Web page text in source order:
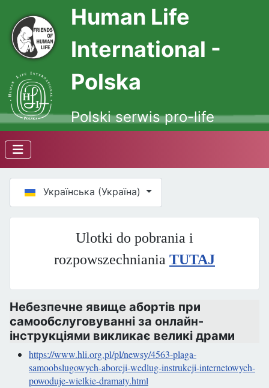
Human Life
International -
Polska
Polski serwis pro-life
Оберіть свою мову
Українська (Україна)
Ulotki do pobrania i
rozpowszechniania TUTAJ
Небезпечне явище абортів при
самообслуговуванні за онлайн-
інструкціями викликає великі драми
https://www.hli.org.pl/pl/newsy/4563-plaga-
samoobslugowych-aborcji-wedlug-instrukcji-internetowych-
powoduje-wielkie-dramaty.html